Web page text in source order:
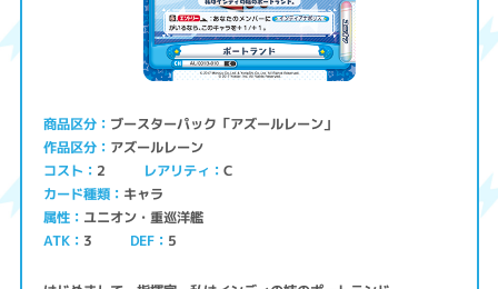
商品区分 ブースターパック「アズールレーン」
作品区分 アズールレーン
コスト 2 レアリティ C
カード種類 キャラ
属性 ユニオン・重巡洋艦
ATK 3 DEF 5